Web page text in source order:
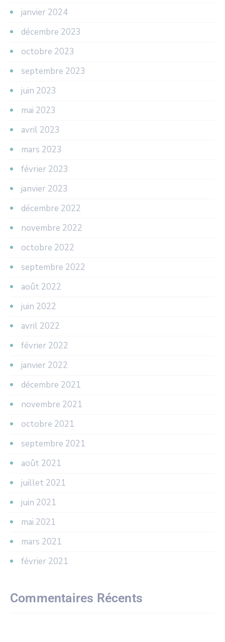
janvier 2024
décembre 2023
octobre 2023
septembre 2023
juin 2023
mai 2023
avril 2023
mars 2023
février 2023
janvier 2023
décembre 2022
novembre 2022
octobre 2022
septembre 2022
août 2022
juin 2022
avril 2022
février 2022
janvier 2022
décembre 2021
novembre 2021
octobre 2021
septembre 2021
août 2021
juillet 2021
juin 2021
mai 2021
mars 2021
février 2021
Commentaires Récents